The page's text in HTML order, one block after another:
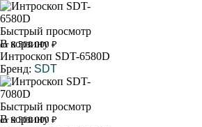
Быстрый просмотр
В корзину
от 8 500 000 ₽
Интроскоп SDT-6580D
Бренд: SDT
Быстрый просмотр
В корзину
от 9 500 000 ₽